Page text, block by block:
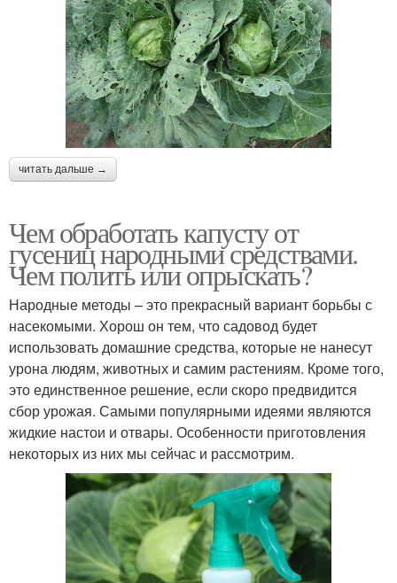
читать дальше →
Чем обработать капусту от
гусениц народными средствами.
Чем полить или опрыскать?
Народные методы – это прекрасный вариант борьбы с
насекомыми. Хорош он тем, что садовод будет
использовать домашние средства, которые не нанесут
урона людям, животных и самим растениям. Кроме того,
это единственное решение, если скоро предвидится
сбор урожая. Самыми популярными идеями являются
жидкие настои и отвары. Особенности приготовления
некоторых из них мы сейчас и рассмотрим.